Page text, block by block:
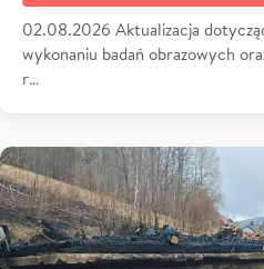
02.08.2026 Aktualizacja
wykonaniu badań obrazowych
r…